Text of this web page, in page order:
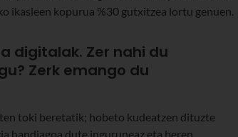
ikasleen kopurua %30 gutxitzea lortu genuen.
digitalak. Zer nahi du
Zerk emango du
toki beretatik; hobeto kudeatzen dituzte
handiagoa dute inguruneaz eta beren